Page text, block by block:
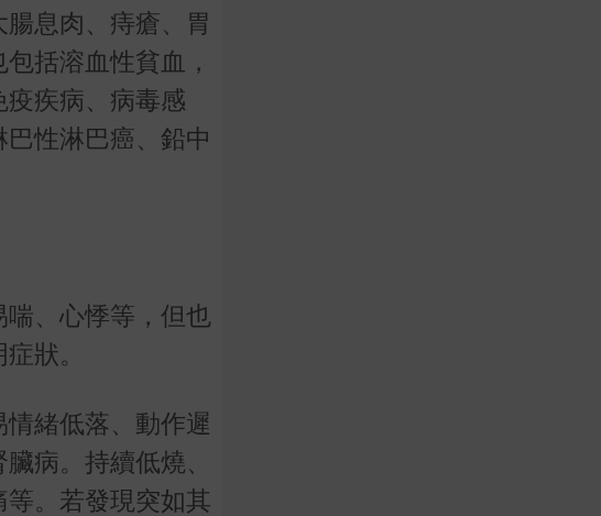
息肉、痔瘡、胃
括溶血性貧血，
疾病、病毒感
性淋巴癌、鉛中
、心悸等，但也
狀。
緒低落、動作遲
病。持續低燒、
。若發現突如其